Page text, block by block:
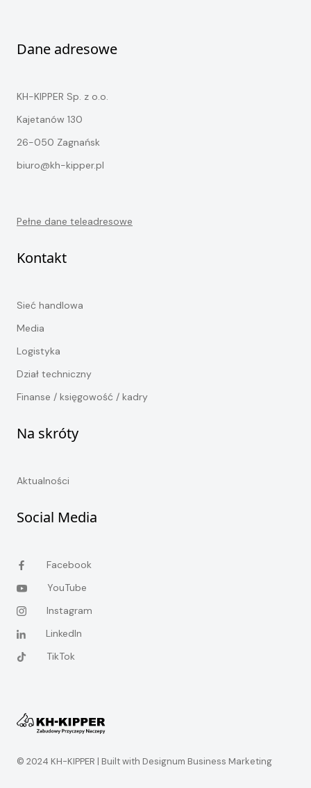
Dane adresowe
KH-KIPPER Sp. z o.o.
Kajetanów 130
26-050 Zagnańsk
biuro@kh-kipper.pl
Pełne dane teleadresowe
Kontakt
Sieć handlowa
Media
Logistyka
Dział techniczny
Finanse / księgowość / kadry
Na skróty
Aktualności
Social Media
Facebook
YouTube
Instagram
LinkedIn
TikTok
© 2024 KH-KIPPER | Built with Designum Business Marketing